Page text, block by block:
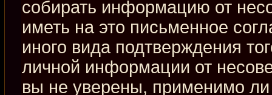
собирать информацию от
иметь на это письменное
иного вида подтверждения
личной информации от
вы не уверены, применимо